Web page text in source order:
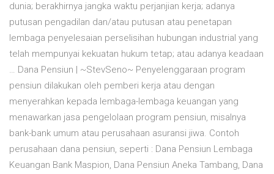
dunia; berakhirnya jangka waktu perjanjian kerja; adanya
putusan pengadilan dan/atau putusan atau penetapan
lembaga penyelesaian perselisihan hubungan industrial yang
telah mempunyai kekuatan hukum tetap; atau adanya keadaan
… Dana Pensiun | ~StevSeno~ Penyelenggaraan program
pensiun dilakukan oleh pemberi kerja atau dengan
menyerahkan kepada lembaga-lembaga keuangan yang
menawarkan jasa pengelolaan program pensiun, misalnya
bank-bank umum atau perusahaan asuransi jiwa. Contoh
perusahaan dana pensiun, seperti : Dana Pensiun Lembaga
Keuangan Bank Maspion, Dana Pensiun Aneka Tambang, Dana